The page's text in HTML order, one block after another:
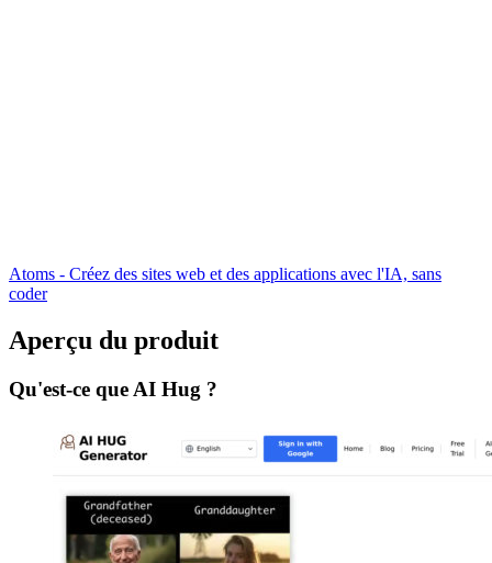
Atoms - Créez des sites web et des applications avec l'IA, sans
coder
Aperçu du produit
Qu'est-ce que AI Hug ?